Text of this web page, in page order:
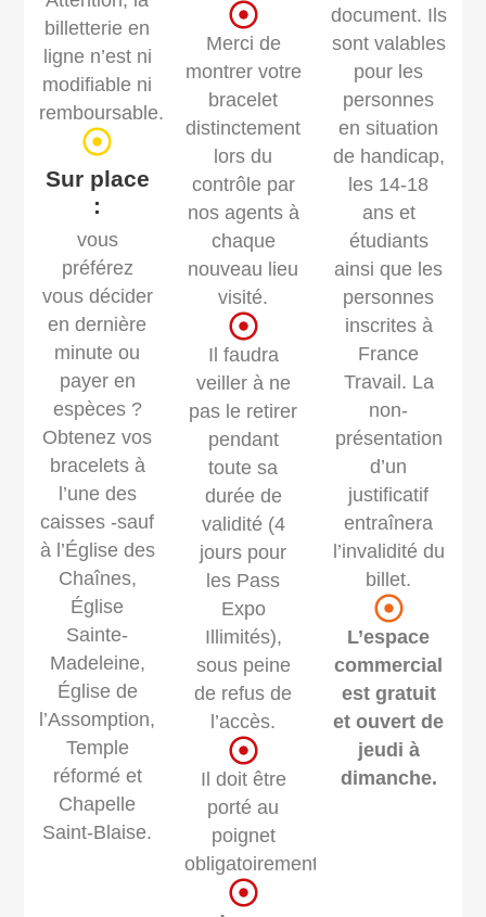
billetterie en
ligne n’est ni
modifiable ni
remboursable.
Sur place
:
vous
préférez
vous décider
en dernière
minute ou
payer en
espèces ?
Obtenez vos
bracelets à
l’une des
caisses -sauf
à l’Église des
Chaînes,
Église
Sainte-
Madeleine,
Église de
l’Assomption,
Temple
réformé et
Chapelle
Saint-Blaise.
Merci de
montrer votre
bracelet
distinctement
lors du
contrôle par
nos agents à
chaque
nouveau lieu
visité.
Il faudra
veiller à ne
pas le retirer
pendant
toute sa
durée de
validité (4
jours pour
les Pass
Expo
Illimités),
sous peine
de refus de
l’accès.
Il doit être
porté au
poignet
obligatoirement.
document. Ils
sont valables
pour les
personnes
en situation
de handicap,
les 14-18
ans et
étudiants
ainsi que les
personnes
inscrites à
France
Travail. La
non-
présentation
d’un
justificatif
entraînera
l’invalidité du
billet.
L’espace
commercial
est gratuit
et ouvert de
jeudi à
dimanche.